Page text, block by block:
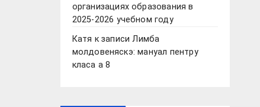
организациях образования в
2025-2026 учебном году
Катя к записиЛимба
молдовеняскэ: мануал пентру
класа а 8